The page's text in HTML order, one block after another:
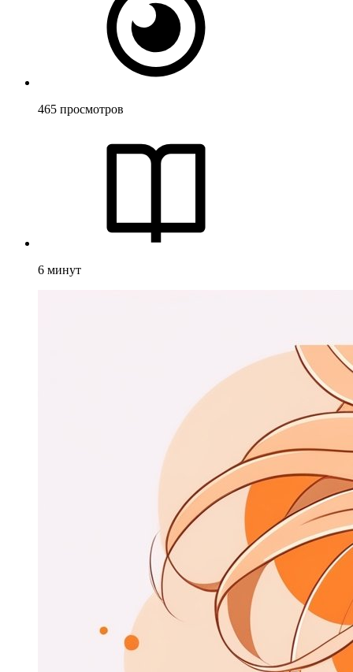
465 просмотров
6 минут